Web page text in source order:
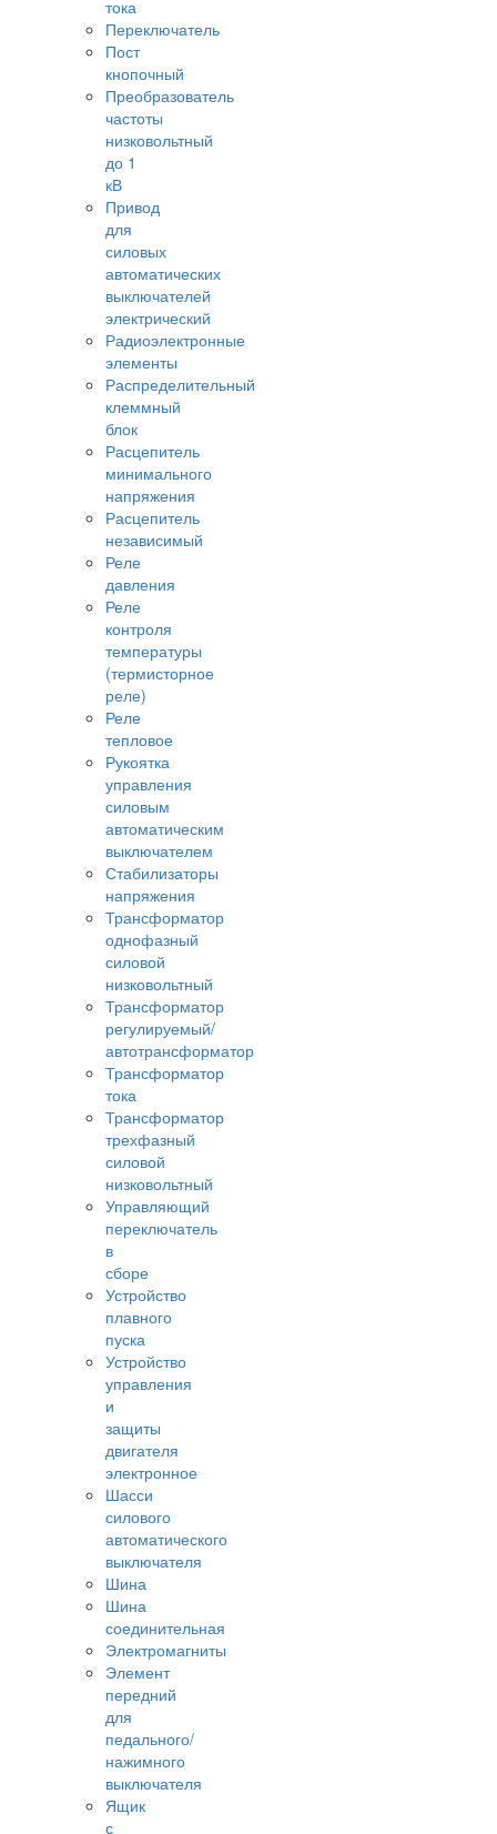
тока
Переключатель
Пост
кнопочный
Преобразователь
частоты
низковольтный
до 1
кВ
Привод
для
силовых
автоматических
выключателей
электрический
Радиоэлектронные
элементы
Распределительный
клеммный
блок
Расцепитель
минимального
напряжения
Расцепитель
независимый
Реле
давления
Реле
контроля
температуры
(термисторное
реле)
Реле
тепловое
Рукоятка
управления
силовым
автоматическим
выключателем
Стабилизаторы
напряжения
Трансформатор
однофазный
силовой
низковольтный
Трансформатор
регулируемый/
автотрансформатор
Трансформатор
тока
Трансформатор
трехфазный
силовой
низковольтный
Управляющий
переключатель
в
сборе
Устройство
плавного
пуска
Устройство
управления
и
защиты
двигателя
электронное
Шасси
силового
автоматического
выключателя
Шина
Шина
соединительная
Электромагниты
Элемент
передний
для
педального/
нажимного
выключателя
Ящик
с